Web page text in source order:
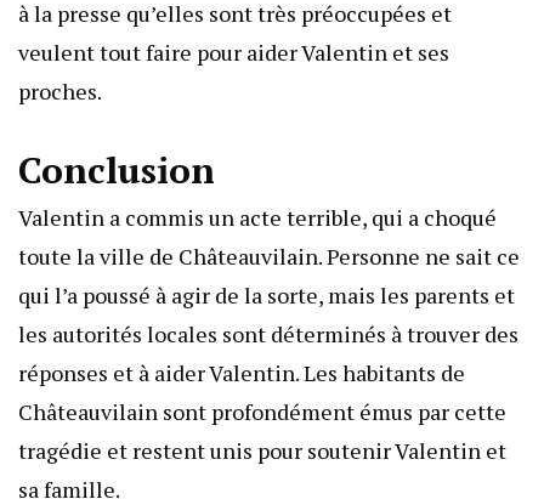
à la presse qu’elles sont très préoccupées et
veulent tout faire pour aider Valentin et ses
proches.
Conclusion
Valentin a commis un acte terrible, qui a choqué
toute la ville de Châteauvilain. Personne ne sait ce
qui l’a poussé à agir de la sorte, mais les parents et
les autorités locales sont déterminés à trouver des
réponses et à aider Valentin. Les habitants de
Châteauvilain sont profondément émus par cette
tragédie et restent unis pour soutenir Valentin et
sa famille.